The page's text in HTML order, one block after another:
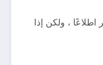
، ولكن إذا